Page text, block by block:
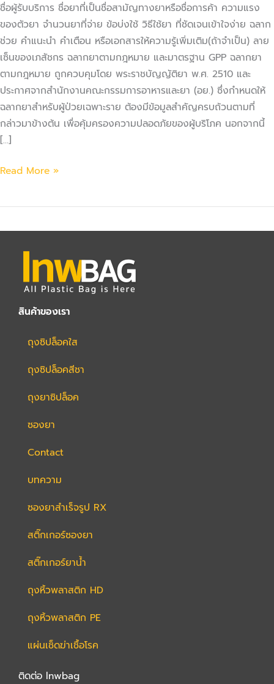
ชื่อผู้รับบริการ ชื่อยาที่เป็นชื่อสามัญทางยาหรือชื่อการค้า ความแรง
ของตัวยา จํานวนยาที่จ่าย ข้อบ่งใช้ วิธีใช้ยา ที่ชัดเจนเข้าใจง่าย ฉลาก
ช่วย คําแนะนํา คําเตือน หรือเอกสารให้ความรู้เพิ่มเติม(ถ้าจําเป็น) ลาย
เซ็นของเภสัชกร ฉลากยาตามกฎหมาย และมาตรฐาน GPP ฉลากยา
ตามกฎหมาย ถูกควบคุมโดย พระราชบัญญัติยา พ.ศ. 2510 และ
ประกาศจากสำนักงานคณะกรรมการอาหารและยา (อย.) ซึ่งกำหนดให้
ฉลากยาสำหรับผู้ป่วยเฉพาะราย ต้องมีข้อมูลสำคัญครบถ้วนตามที่
กล่าวมาข้างต้น เพื่อคุ้มครองความปลอดภัยของผู้บริโภค นอกจากนี้
[…]
Read More »
สินค้าของเรา
ถุงซิปล็อคใส
ถุงซิปล็อคสีชา
ถุงยาซิปล็อค
ซองยา
Contact
บทความ
ซองยาสำเร็จรูป RX
สติ๊กเกอร์ซองยา​
สติ๊กเกอร์ยาน้ำ
ถุงหิ้วพลาสติก HD
ถุงหิ้วพลาสติก PE
แผ่นเช็ดฆ่าเชื้อโรค
ติดต่อ lnwbag